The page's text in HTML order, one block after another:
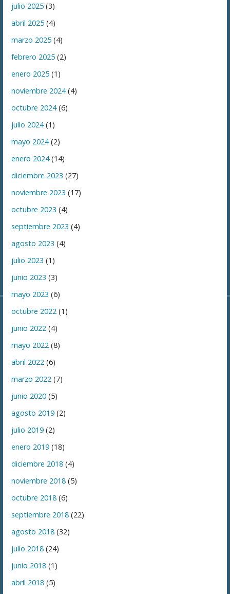
julio 2025 (3)
abril 2025 (4)
marzo 2025 (4)
febrero 2025 (2)
enero 2025 (1)
noviembre 2024(4)
octubre 2024(6)
julio 2024(1)
mayo 2024(2)
enero 2024(14)
diciembre 2023 (27)
noviembre 2023 (17)
octubre 2023 (4)
septiembre 2023 (4)
agosto 2023 (4)
julio 2023 (1)
junio 2023 (3)
mayo 2023 (6)
octubre 2022 (1)
junio 2022 (4)
mayo 2022 (8)
abril 2022 (6)
marzo 2022 (7)
junio 2020 (5)
agosto 2019 (2)
julio 2019 (2)
enero 2019 (18)
diciembre 2018 (4)
noviembre 2018 (5)
octubre 2018 (6)
septiembre 2018 (22)
agosto 2018 (32)
julio 2018 (24)
junio 2018 (1)
abril 2018 (5)